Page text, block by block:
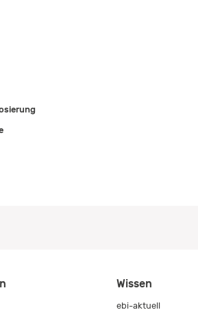
Wissen
ebi-aktuell